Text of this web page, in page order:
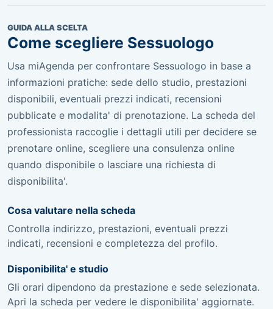
GUIDA ALLA SCELTA
Come scegliere Sessuologo
Usa miAgenda per confrontare Sessuologo in base a
informazioni pratiche: sede dello studio, prestazioni
disponibili, eventuali prezzi indicati, recensioni
pubblicate e modalita' di prenotazione. La scheda del
professionista raccoglie i dettagli utili per decidere se
prenotare online, scegliere una consulenza online
quando disponibile o lasciare una richiesta di
disponibilita'.
Cosa valutare nella scheda
Controlla indirizzo, prestazioni, eventuali prezzi
indicati, recensioni e completezza del profilo.
Disponibilita' e studio
Gli orari dipendono da prestazione e sede selezionata.
Apri la scheda per vedere le disponibilita' aggiornate.